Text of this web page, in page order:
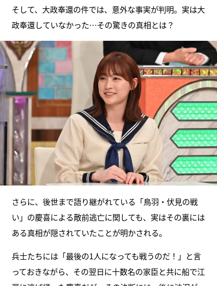
そして、大政奉還の件では、意外な事実が判明。実は大
政奉還していなかった…その驚きの真相とは？
さらに、後世まで語り継がれている「鳥羽・伏見の戦
い」の慶喜による敵前逃亡に関しても、実はその裏には
ある真相が隠されていたことが明かされる。
兵士たちには「最後の1人になっても戦うのだ！」と言
っておきながら、その翌日に十数名の家臣と共に船で江